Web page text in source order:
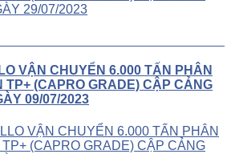
VẬN CHUYỂN 6.000 TẤN PHÂN
TP+ (CAPRO GRADE) CẬP CẢNG
09/07/2023